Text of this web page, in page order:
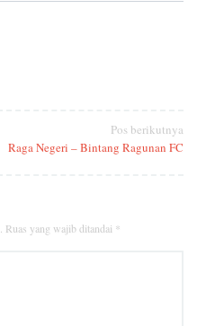
Pos berikutnya
Raga Negeri – Bintang Ragunan FC
Ruas yang wajib ditandai *